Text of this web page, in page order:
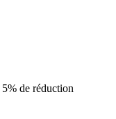
de réduction